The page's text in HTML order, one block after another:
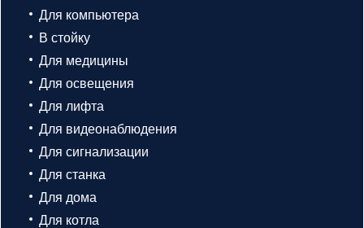
Для компьютера
В стойку
Для медицины
Для освещения
Для лифта
Для видеонаблюдения
Для сигнализации
Для станка
Для дома
Для котла